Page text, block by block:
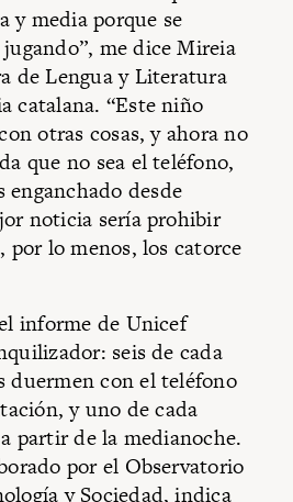
y media porque se
me dice Mireia
de Lengua y Literatura
catalana. “Este niño
otras cosas, y ahora no
que no sea el teléfono,
enganchado desde
noticia sería prohibir
por lo menos, los catorce
informe de Unicef
seis de cada
duermen con el teléfono
y uno de cada
partir de la medianoche.
por el Observatorio
y Sociedad, indica